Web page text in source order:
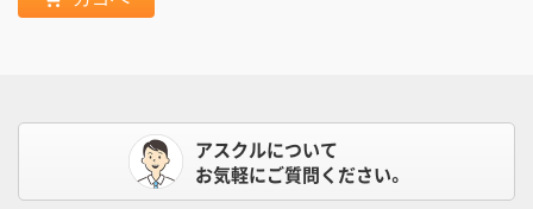
アスクルについて
お気軽にご質問ください。